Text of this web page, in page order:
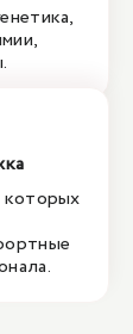
которых